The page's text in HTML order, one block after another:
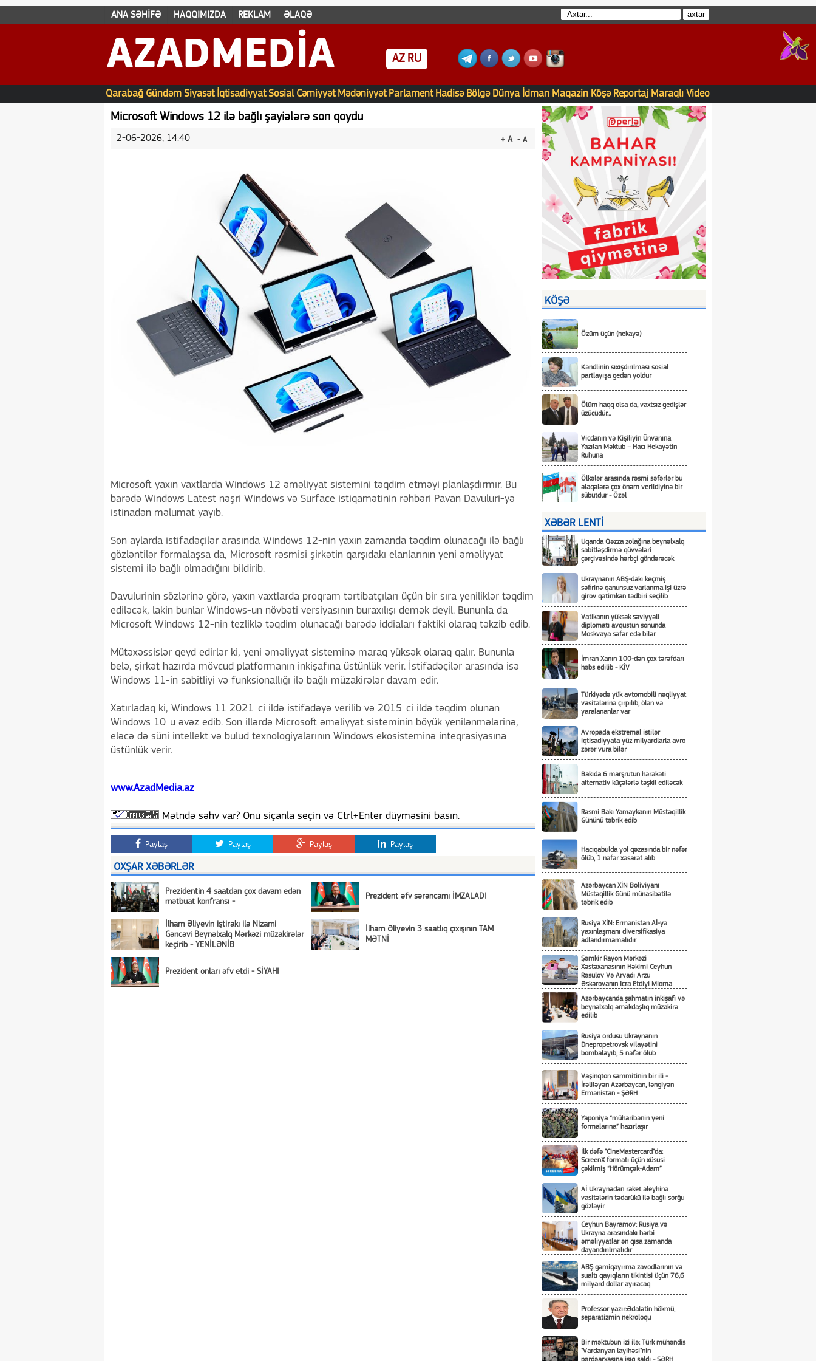
ANA SƏHİFƏ HAQQIMIZDA REKLAM ƏLAQƏ
AZADMEDIA AZ RU
Qarabağ Gündəm Siyasət İqtisadiyyat Sosial Cəmiyyət Mədəniyyət Parlament Hadisə Bölgə Dünya İdman Maqazin Köşə Reportaj Maraqlı Video
Microsoft Windows 12 ilə bağlı şayiələrə son qoydu
+ A - A
2-06-2026, 14:40
Microsoft yaxın vaxtlarda Windows 12 əməliyyat sistemini təqdim etməyi planlaşdırmır. Bu
barədə Windows Latest nəşri Windows və Surface istiqamətinin rəhbəri Pavan Davuluri-yə
istinadən məlumat yayıb.
Son aylarda istifadəçilər arasında Windows 12-nin yaxın zamanda təqdim olunacağı ilə bağlı
gözləntilər formalaşsa da, Microsoft rəsmisi şirkətin qarşıdakı elanlarının yeni əməliyyat
sistemi ilə bağlı olmadığını bildirib.
Davulurinin sözlərinə görə, yaxın vaxtlarda proqram tərtibatçıları üçün bir sıra yeniliklər təqdim
ediləcək, lakin bunlar Windows-un növbəti versiyasının buraxılışı demək deyil. Bununla da
Microsoft Windows 12-nin tezliklə təqdim olunacağı barədə iddiaları faktiki olaraq təkzib edib.
Mütəxəssislər qeyd edirlər ki, yeni əməliyyat sisteminə maraq yüksək olaraq qalır. Bununla
belə, şirkət hazırda mövcud platformanın inkişafına üstünlük verir. İstifadəçilər arasında isə
Windows 11-in sabitliyi və funksionallığı ilə bağlı müzakirələr davam edir.
Xatırladaq ki, Windows 11 2021-ci ildə istifadəyə verilib və 2015-ci ildə təqdim olunan
Windows 10-u əvəz edib. Son illərdə Microsoft əməliyyat sisteminin böyük yenilənmələrinə,
eləcə də süni intellekt və bulud texnologiyalarının Windows ekosisteminə inteqrasiyasına
üstünlük verir.
www.AzadMedia.az
Mətndə səhv var? Onu siçanla seçin və Ctrl+Enter düyməsini basın.
Paylaş Paylaş Paylaş Paylaş
OXŞAR XƏBƏRLƏR
Prezidentin 4 saatdan çox davam edən
mətbuat konfransı -
Prezident əfv sərəncamı İMZALADI
İlham Əliyevin iştirakı ilə Nizami
Gəncəvi Beynəlxalq Mərkəzi müzakirələr
keçirib - YENİLƏNİB
İlham Əliyevin 3 saatlıq çıxışının TAM
MƏTNİ
Prezident onları əfv etdi - SİYAHI
KÖŞƏ
Özüm üçün (hekayə)
Kəndlinin sıxışdırılması sosial
partlayışa gedən yoldur
Ölüm haqq olsa da, vaxtsız gedişlər
üzücüdür...
Vicdanın və Kişiliyin Ünvanına
Yazılan Məktub – Hacı Hekayətin
Ruhuna
Ölkələr arasında rəsmi səfərlər bu
əlaqələrə çox önəm verildiyinə bir
sübutdur - Özəl
XƏBƏR LENTİ
Uqanda Qəzza zolağına beynəlxalq
sabitləşdirmə qüvvələri
çərçivəsində hərbçi göndərəcək
Ukraynanın ABŞ-dakı keçmiş
səfirinə qanunsuz varlanma işi üzrə
girov qətimkan tədbiri seçilib
Vatikanın yüksək səviyyəli
diplomatı avqustun sonunda
Moskvaya səfər edə bilər
İmran Xanın 100-dən çox tərəfdarı
həbs edilib - KİV
Türkiyədə yük avtomobili nəqliyyat
vasitələrinə çırpılıb, ölən və
yaralananlar var
Avropada ekstremal istilər
iqtisadiyyata yüz milyardlarla avro
zərər vura bilər
Bakıda 6 marşrutun hərəkəti
alternativ küçələrlə təşkil ediləcək
Rəsmi Bakı Yamaykanın Müstəqillik
Gününü təbrik edib
Hacıqabulda yol qəzasında bir nəfər
ölüb, 1 nəfər xəsarət alıb
Azərbaycan XİN Boliviyanı
Müstəqillik Günü münasibətilə
təbrik edib
Rusiya XİN: Ermənistan Aİ-yə
yaxınlaşmanı diversifikasiya
adlandırmamalıdır
Şəmkir Rayon Mərkəzi
Xəstəxanasının Həkimi Ceyhun
Rəsulov Və Arvadı Arzu
Əskərovanın Icra Etdiyi Mioma
Ölümü Ilə Bağlı Şəmkir Rayon
Prokrurluğunda Araşdırma Aparılır
Azərbaycanda şahmatın inkişafı və
beynəlxalq əməkdaşlıq müzakirə
edilib
Rusiya ordusu Ukraynanın
Dnepropetrovsk vilayətini
bombalayıb, 5 nəfər ölüb
Vaşinqton sammitinin bir ili -
İrəliləyən Azərbaycan, ləngiyən
Ermənistan - ŞƏRH
Yaponiya “müharibənin yeni
formalarına” hazırlaşır
İlk dəfə "CineMastercard"da:
ScreenX formatı üçün xüsusi
çəkilmiş “Hörümçək-Adam”
Aİ Ukraynadan raket əleyhinə
vasitələrin tədarükü ilə bağlı sorğu
gözləyir
Ceyhun Bayramov: Rusiya və
Ukrayna arasındakı hərbi
əməliyyatlar ən qısa zamanda
dayandırılmalıdır
ABŞ gəmiqayırma zavodlarının və
sualtı qayıqların tikintisi üçün 76,6
milyard dollar ayıracaq
Professor yazır:Ədalətin hökmü,
separatizmin nekroloqu
Bir məktubun izi ilə: Türk mühəndis
"Vardanyan layihəsi"nin